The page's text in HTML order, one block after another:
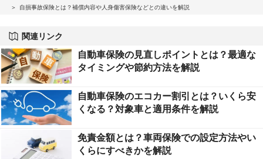
自損事故保険とは？補償内容や人身傷害保険などとの違いを解説
関連リンク
自動車保険の見直しポイントとは？最適な
タイミングや節約方法を解説
自動車保険のエコカー割引とは？いくら安
くなる？対象車と適用条件を解説
免責金額とは？車両保険での設定方法やい
くらにすべきかを解説